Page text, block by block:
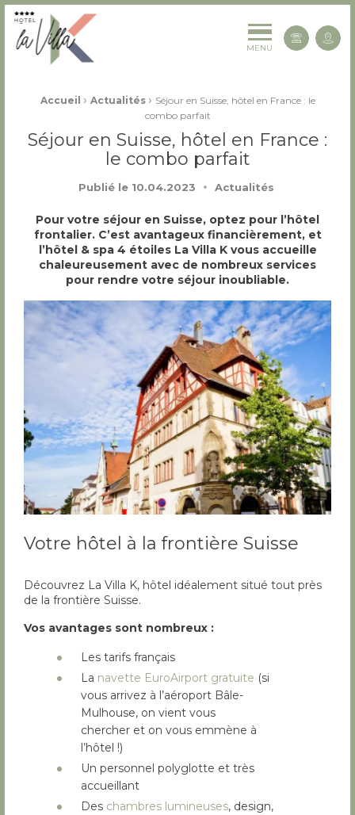
La Villa K Hôtel Spa Restaurant 4 étoiles
MENU
Fil d'Ariane :
Accueil › Actualités › Séjour en Suisse, hôtel en France : le
combo parfait
Séjour en Suisse, hôtel en France :
le combo parfait
Publié le 10.04.2023 Actualités
Pour votre séjour en Suisse, optez pour l’hôtel
frontalier. C’est avantageux financièrement, et
l’hôtel & spa 4 étoiles La Villa K vous accueille
chaleureusement avec de nombreux services
pour rendre votre séjour inoubliable.
Votre hôtel à la frontière Suisse
Découvrez La Villa K, hôtel idéalement situé tout près
de la frontière Suisse.
Vos avantages sont nombreux :
Les tarifs français
La navette EuroAirport gratuite (si
vous arrivez à l’aéroport Bâle-
Mulhouse, on vient vous
chercher et on vous emmène à
l’hôtel !)
Un personnel polyglotte et très
accueillant
Des chambres lumineuses, design,